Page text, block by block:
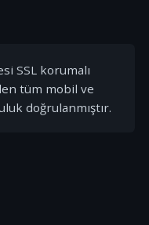
SSL korumalı
tüm mobil ve
doğrulanmıştır.